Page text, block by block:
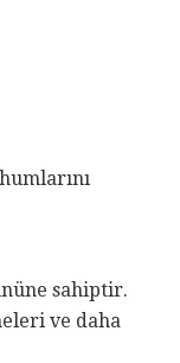
sahiptir.
ve daha